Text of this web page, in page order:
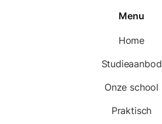
Menu
Home
Studieaanbod
Onze school
Praktisch